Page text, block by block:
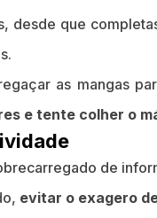
desde que
as mangas
e tente colher o
de
evitar o exagero